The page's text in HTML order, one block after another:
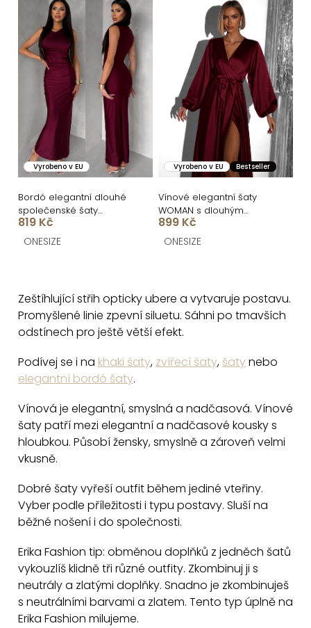
Vyrobeno v EU
Bordó elegantní dlouhé
společenské šaty
DRAVELY s řasením
819 Kč
ONESIZE
Vyrobeno v EU Bestseller
Vínové elegantní šaty
WOMAN s dlouhým
rukávem
899 Kč
ONESIZE
l
á
a
p
r
v
y
v
ý
i
s
u
Zeštíhlující střih opticky ubere a vytvaruje postavu.
Promyšlené linie zpevní siluetu. Sáhni po tmavších
odstínech pro ještě větší efekt.
Podívej se i na khaki šaty, zvířecí šaty, šatynebo
elegantní bordó šaty.
Vínová je elegantní, smyslná a nadčasová. Vínové
šaty patří mezi elegantní a nadčasové kousky s
hloubkou. Působí žensky, smyslně a zároveň velmi
vkusně.
Dobré šaty vyřeší outfit během jediné vteřiny.
Vyber podle příležitosti i typu postavy. Sluší na
běžné nošení i do společnosti.
Erika Fashion tip: obměnou doplňků z jedněch šatů
vykouzlíš klidně tři různé outfity. Zkombinuj ji s
neutrály a zlatými doplňky. Snadno je zkombinuješ
s neutrálními barvami a zlatem. Tento typ úplně na
Erika Fashion milujeme.